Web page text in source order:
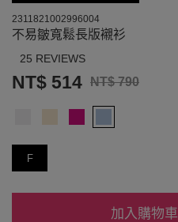
2311821002996004
不易皺寬鬆長版襯衫
25 REVIEWS
NT$ 514 NT$ 790
F
加入購物車